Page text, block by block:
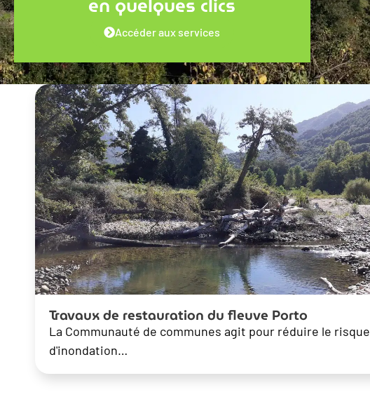
Accéder aux services
Travaux de restauration du fleuve Porto
La Communauté de communes agit pour réduire le risque
d'inondation…